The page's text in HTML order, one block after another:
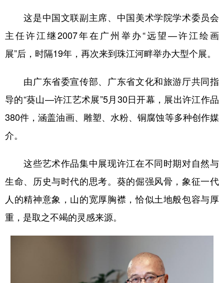
陕西 甘肃 青海 宁夏
新疆 内蒙古 黑龙江
多语种频道
English Español Français عربى
Русский язык 日本語 한국어
这是中国文联副主席、中国美术学院学术委员会
主任许江继2007年在广州举办“远望—许江绘画
展”后，时隔19年，再次来到珠江河畔举办大型个展。
由广东省委宣传部、广东省文化和旅游厅共同指
导的“葵山—许江艺术展”5月30日开幕，展出许江作品
380件，涵盖油画、雕塑、水粉、铜腐蚀等多种创作媒
介。
这些艺术作品集中展现许江在不同时期对自然与
生命、历史与时代的思考。葵的倔强风骨，象征一代
人的精神意象，山的宽厚胸襟，恰似土地般包容与厚
重，是取之不竭的灵感来源。